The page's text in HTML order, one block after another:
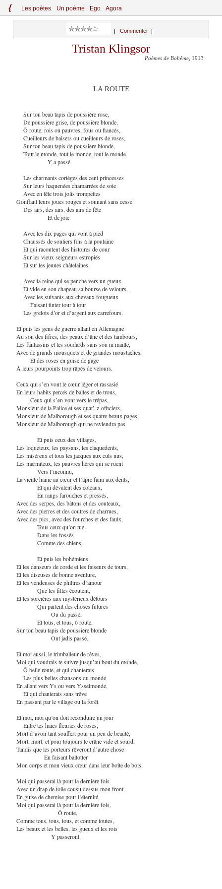
{ Les poètes Un poème Ego Agora
Commenter
Tristan Klingsor
Poèmes de Bohême , 1913
LA ROUTE
Sur ton beau tapis de poussière rose,
De poussière grise, de poussière blonde,
Ô route, rois ou pauvres, fous ou fiancés,
Cueilleurs de baisers ou cueilleurs de roses,
Sur ton beau tapis de poussière blonde,
Tout le monde, tout le monde, tout le monde
Y a passé.
Les charmants cortèges des cent princesses
Sur leurs haquenées chamarrées de soie
Avec en tête trois jolis trompettes
Gonflant leurs joues rouges et sonnant sans cesse
Des airs, des airs, des airs de fête
Et de joie.
Avec les dix pages qui vont à pied
Chaussés de souliers fins à la poulaine
Et qui racontent des histoires de cour
Sur les vieux seigneurs estropiés
Et sur les jeunes châtelaines.
Avec la reine qui se penche vers un gueux
Et vide en son chapeau sa bourse de velours,
Avec les suivants aux chevaux fougueux
Faisant tinter tour à tour
Les grelots d’or et d’argent aux carrefours.
Et puis les gens de guerre allant en Allemagne
Au son des fifres, des peaux d’âne et des tambours,
Les fantassins et les soudards sans sou ni maille,
Avec de grands mousquets et de grandes moustaches,
Et des roses en guise de gage
À leurs pourpoints trop râpés de velours.
Ceux qui s’en vont le cœur léger et rassasié
En leurs habits percés de balles et de trous,
Ceux qui s’en vont vers le trépas,
Monsieur de la Palice et ses quat’-z-officiers,
Monsieur de Malborough et ses quatre beaux pages,
Monsieur de Malborough qui ne reviendra pas.
Et puis ceux des villages,
Les loqueteux, les paysans, les claquedents,
Les miséreux et tous les jacques aux culs nus,
Les marmiteux, les pauvres hères qui se ruent
Vers l’inconnu,
La vieille haine au cœur et l’âpre faim aux dents,
Et qui dévalent des coteaux,
En rangs farouches et pressés,
Avec des serpes, des bâtons et des couteaux,
Avec des pierres et des coutres de charrues,
Avec des pics, avec des fourches et des faulx,
Tous ceux qu’on tue
Dans les fossés
Comme des chiens.
Et puis les bohémiens
Et les danseurs de corde et les faiseurs de tours,
Et les diseuses de bonne aventure,
Et les vendeuses de philtres d’amour
Que les filles écoutent,
Et les sorcières aux mystérieux détours
Qui parlent des choses futures
Ou du passé,
Et tous, et tous, ô route,
Sur ton beau tapis de poussière blonde
Ont jadis passé.
Et moi aussi, le trimballeur de rêves,
Moi qui voudrais te suivre jusqu’au bout du monde,
Ô belle route, et qui chanterais
Les plus belles chansons du monde
En allant vers Ys ou vers Ysselmonde,
Et qui chanterais sans trêve
En passant par le village ou la forêt.
Et moi, moi qu’on doit reconduire un jour
Entre tes haies fleuries de roses,
Mort d’avoir tant souffert pour un peu de beauté,
Mort, mort, et pour toujours le crâne vide et sourd,
Tandis que les porteurs rêveront d’autre chose
En faisant ballotter
Mon corps et mon vieux cœur dans leur boîte de bois.
Moi qui passerai là pour la dernière fois
Avec un drap de toile cousu dessus mon front
En guise de chemise pour l’éternité,
Moi qui passerai là pour la dernière fois,
Ô route,
Comme tous, tous, tous, et comme toutes,
Les beaux et les belles, les gueux et les rois
Y passeront.